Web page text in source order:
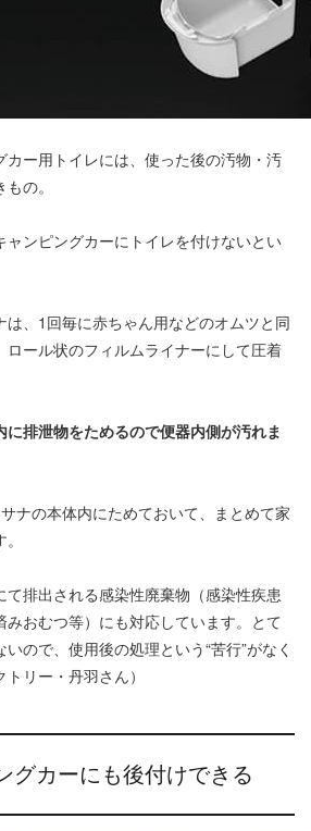
カー用トイレには、使った後の汚物・汚
の。
ャンピングカーにトイレを付けないとい
、1回毎に赤ちゃん用などのオムツと同
ロール状のフィルムライナーにして圧着
排泄物をためるので便器内側が汚れま
ナの本体内にためておいて、まとめて家
て排出される感染性廃棄物（感染性疾患
おむつ等）にも対応しています。とて
ので、使用後の処理という“苦行”がなく
リー・丹羽さん）
グカーにも後付けできる